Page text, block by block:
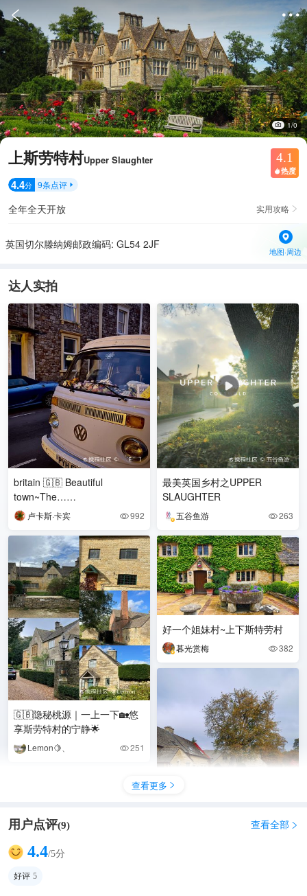
 
1/0
上斯劳特村Upper Slaughter 4.1
 热度
4.4分 9条点评 
全年全天开放 实用攻略 
英国切尔滕纳姆邮政编码: GL54 2JF
地图·周边
达人实拍
britain 🇬🇧 Beautiful
town~The……
卢卡斯·卡宾 992
🇬🇧隐秘桃源｜一上一下🏡悠
享斯劳特村的宁静🌟
Lemon🍋、 251
最美英国乡村之UPPER
SLAUGHTER
五谷鱼游 263
好一个姐妹村~上下斯特劳村
暮光赏梅 382
查看更多 
用户点评(9) 查看全部 
4.4/5分
好评 5